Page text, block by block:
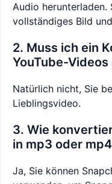
Audio herunterladen.
vollständiges Bild
2. Muss ich ein
YouTube-Videos
Natürlich nicht, Sie
Lieblingsvideo.
3. Wie
in mp3 oder
Ja, Sie können